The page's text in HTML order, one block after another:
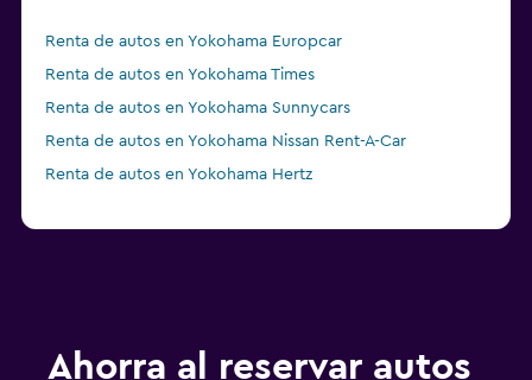
Renta de autos en Yokohama Europcar
Renta de autos en Yokohama Times
Renta de autos en Yokohama Sunnycars
Renta de autos en Yokohama Nissan Rent-A-Car
Renta de autos en Yokohama Hertz
Ahorra al reservar autos